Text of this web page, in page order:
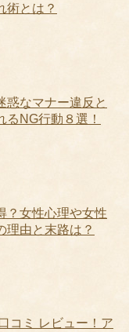
術とは？
惑なマナー違反と
るNG行動８選！
？女性心理や女性
理由と末路は？
コミ レビュー！ア